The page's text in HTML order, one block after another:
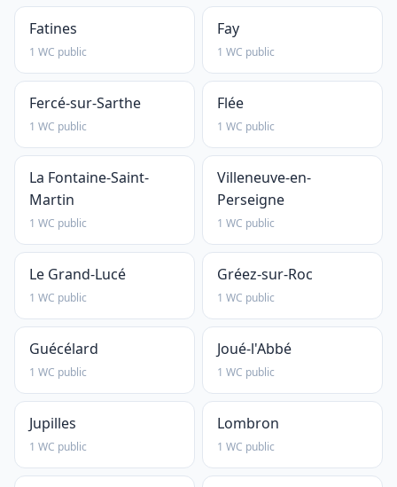
Fatines
1 WC public
Fay
1 WC public
Fercé-sur-Sarthe
1 WC public
Flée
1 WC public
La Fontaine-Saint-
Martin
1 WC public
Villeneuve-en-
Perseigne
1 WC public
Le Grand-Lucé
1 WC public
Gréez-sur-Roc
1 WC public
Guécélard
1 WC public
Joué-l'Abbé
1 WC public
Jupilles
1 WC public
Lombron
1 WC public